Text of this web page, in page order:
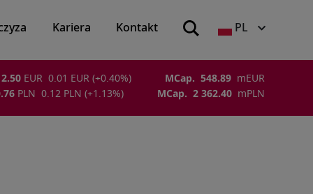
Kariera Kontakt PL
2.50 EUR 0.01 EUR (+0.40%) MCap. 548.89 m EUR
PLN 0.12 PLN (+1.13%) MCap. 2 362.40 m PLN